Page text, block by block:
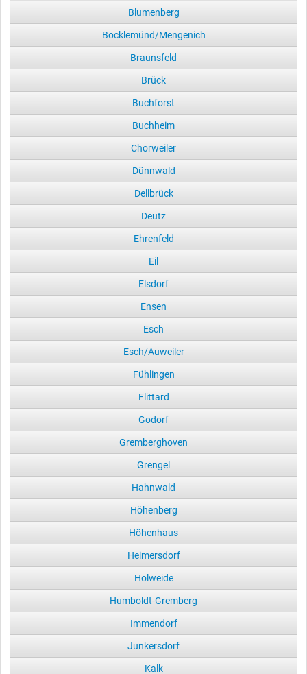
Blumenberg
Bocklemünd/Mengenich
Braunsfeld
Brück
Buchforst
Buchheim
Chorweiler
Dünnwald
Dellbrück
Deutz
Ehrenfeld
Eil
Elsdorf
Ensen
Esch
Esch/Auweiler
Fühlingen
Flittard
Godorf
Gremberghoven
Grengel
Hahnwald
Höhenberg
Höhenhaus
Heimersdorf
Holweide
Humboldt-Gremberg
Immendorf
Junkersdorf
Kalk